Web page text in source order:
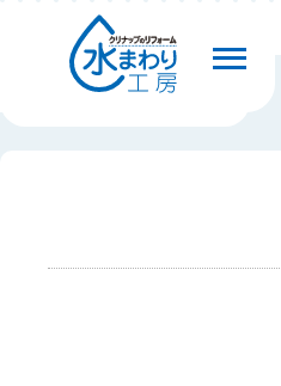
前の画面へ戻る